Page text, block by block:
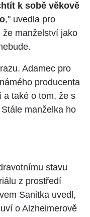
k sobě věkově
," uvedla pro
manželství jako
Adamec pro
producenta
a také o tom, že s
manželka ho
stavu
z prostředí
Sanitka uvedl,
o Alzheimerově